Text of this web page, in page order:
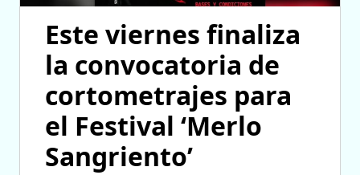
Este viernes finaliza
la convocatoria de
cortometrajes para
el Festival ‘Merlo
Sangriento’